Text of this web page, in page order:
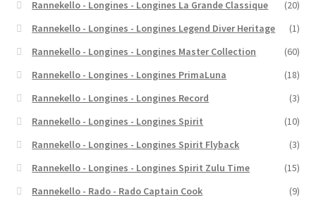
Rannekello - Longines - Longines La Grande Classique
(20)
Rannekello - Longines - Longines Legend Diver Heritage
(1)
Rannekello - Longines - Longines Master Collection
(60)
Rannekello - Longines - Longines PrimaLuna
(18)
Rannekello - Longines - Longines Record
(3)
Rannekello - Longines - Longines Spirit
(10)
Rannekello - Longines - Longines Spirit Flyback
(3)
Rannekello - Longines - Longines Spirit Zulu Time
(15)
Rannekello - Rado - Rado Captain Cook
(9)